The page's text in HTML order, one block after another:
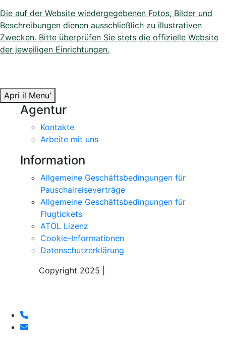
Die auf der Website wiedergegebenen Fotos, Bilder und
Beschreibungen dienen ausschließlich zu illustrativen
Zwecken. Bitte überprüfen Sie stets die offizielle Website
der jeweiligen Einrichtungen.
Apri il Menu'
Agentur
Kontakte
Arbeite mit uns
Information
Allgemeine Geschäftsbedingungen für
Pauschalreiseverträge
Allgemeine Geschäftsbedingungen für
Flugtickets
ATOL Lizenz
Cookie-Informationen
Datenschutzerklärung
Copyright 2025 |